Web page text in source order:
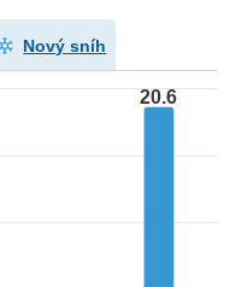
Nový sníh
20.6